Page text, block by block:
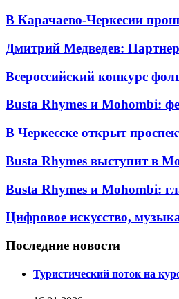
В Карачаево-Черкесии
Дмитрий Медведев:
Всероссийский конкурс
Busta Rhymes и Mohombi:
В Черкесске открыт
Busta Rhymes выступит в
Busta Rhymes и Mohombi:
Цифровое искусство,
Последние новости
Туристический поток на